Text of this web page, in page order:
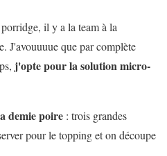
il y a la team à la
J'avouuuue que par complète
j'opte pour la solution micro-
demie poire : trois grandes
pour le topping et on découpe